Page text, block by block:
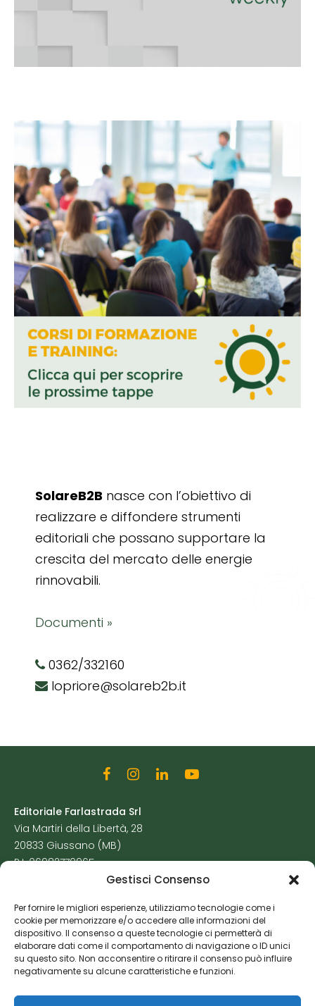
Gestisci Consenso
Per fornire le migliori esperienze, utilizziamo tecnologie come i
cookie per memorizzare e/o accedere alle informazioni del
dispositivo. Il consenso a queste tecnologie ci permetterà di
elaborare dati come il comportamento di navigazione o ID unici
su questo sito. Non acconsentire o ritirare il consenso può influire
negativamente su alcune caratteristiche e funzioni.
SolareB2B nasce con l’obiettivo di
realizzare e diffondere strumenti
editoriali che possano supportare la
crescita del mercato delle energie
rinnovabili.
Documenti »
0362/332160
lopriore@solareb2b.it
Editoriale Farlastrada Srl
Via Martiri della Libertà, 28
20833 Giussano (MB)
P.I. 06982770965
Cookie Policy
Risorse Aggiuntive